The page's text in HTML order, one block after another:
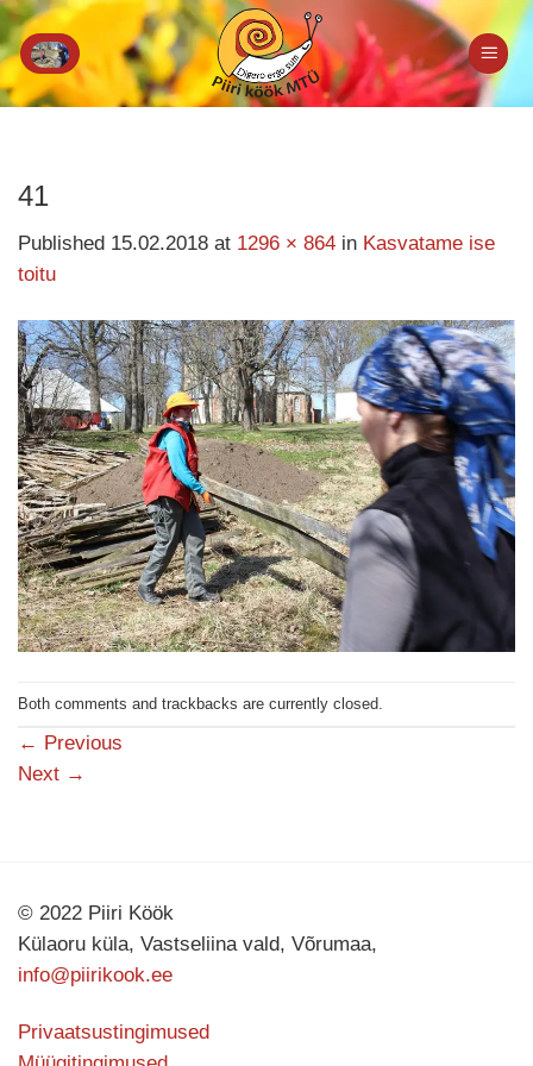
Skip
to
content
41
Published 15.02.2018 at 1296 × 864 in Kasvatame ise
toitu
Both comments and trackbacks are currently closed.
← Previous
Next →
© 2022 Piiri Köök
Külaoru küla, Vastseliina vald, Võrumaa,
info@piirikook.ee
Privaatsustingimused